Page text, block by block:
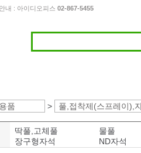
내 : 아이디오피스 02-867-5455
품 > 풀,접착제(스프레이),
딱풀,고체풀
물풀
장구형자석
ND자석